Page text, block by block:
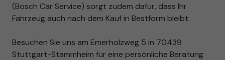
(Bosch Car Service) sorgt zudem dafür, dass Ihr
Fahrzeug auch nach dem Kauf in Bestform bleibt.
Besuchen Sie uns am Emerholzweg 5 in 70439
Stuttgart-Stammheim für eine persönliche Beratung